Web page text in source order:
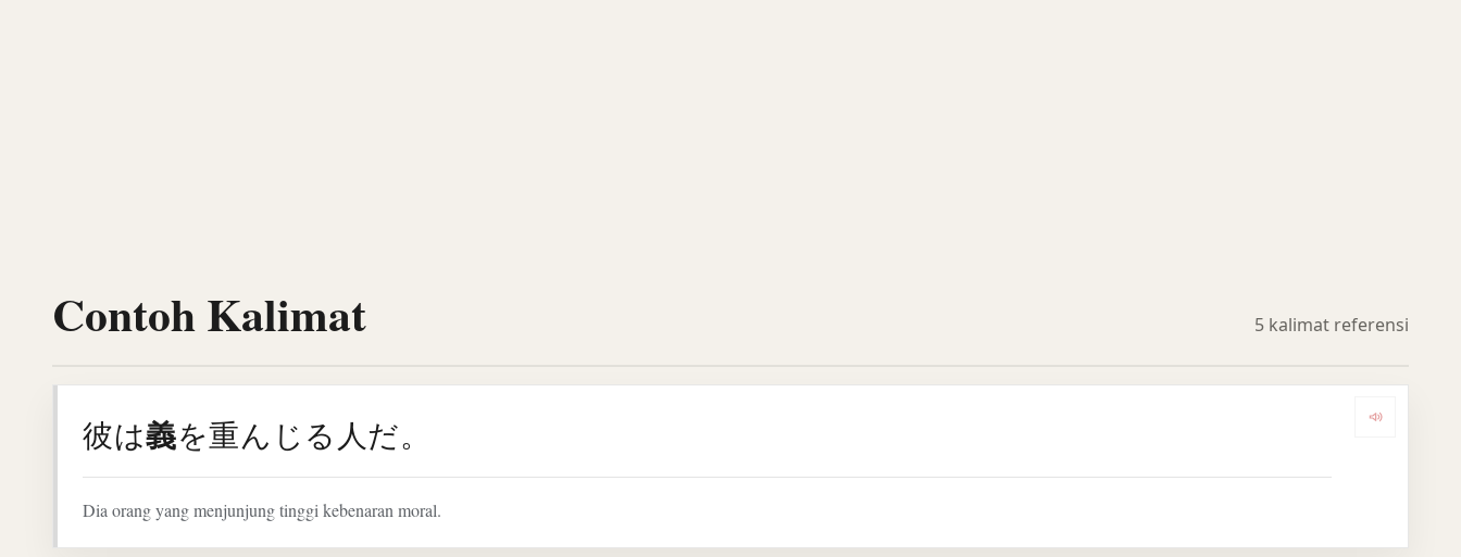
Contoh Kalimat 5 kalimat referensi
Dengarkan
彼は義を重んじる人だ。
Dia orang yang menjunjung tinggi kebenaran moral.